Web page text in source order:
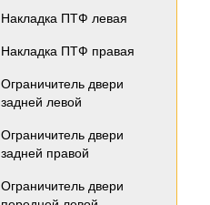
Накладка ПТФ левая
Накладка ПТФ правая
Ограничитель двери
задней левой
Ограничитель двери
задней правой
Ограничитель двери